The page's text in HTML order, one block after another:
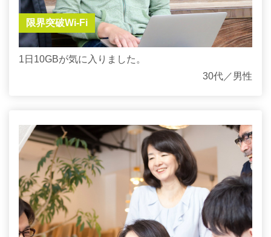
限界突破Wi-Fi
1日10GBが気に入りました。
30代／男性